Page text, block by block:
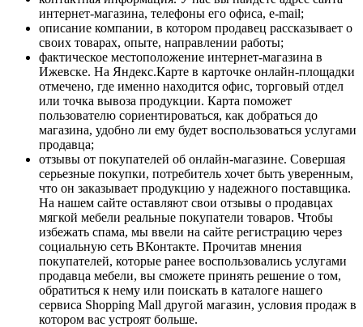
интернет-магазина, телефоны его офиса, e-mail;
описание компании, в котором продавец рассказывает о
своих товарах, опыте, направлении работы;
фактическое местоположение интернет-магазина в
Ижевске. На Яндекс.Карте в карточке онлайн-площадки
отмечено, где именно находится офис, торговый отдел
или точка вывоза продукции. Карта поможет
пользователю сориентироваться, как добраться до
магазина, удобно ли ему будет воспользоваться услугами
продавца;
отзывы от покупателей об онлайн-магазине. Совершая
серьезные покупки, потребитель хочет быть уверенным,
что он заказывает продукцию у надежного поставщика.
На нашем сайте оставляют свои отзывы о продавцах
мягкой мебели реальные покупатели товаров. Чтобы
избежать спама, мы ввели на сайте регистрацию через
социальную сеть ВКонтакте. Прочитав мнения
покупателей, которые ранее воспользовались услугами
продавца мебели, вы сможете принять решение о том,
обратиться к нему или поискать в каталоге нашего
сервиса Shopping Mall другой магазин, условия продаж в
котором вас устроят больше.